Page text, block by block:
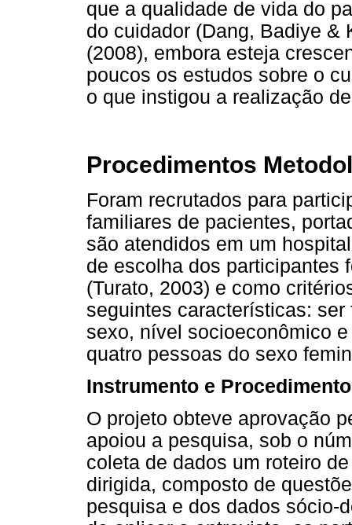
que a qualidade de vida do
do cuidador (Dang, Badiye &
(2008), embora esteja
poucos os estudos sobre o
o que instigou a realização
Procedimentos
Foram recrutados para
familiares de pacientes,
são atendidos em um
de escolha dos participantes
(Turato, 2003) e como
seguintes características:
sexo, nível socioeconômico
quatro pessoas do sexo
Instrumento e
O projeto obteve aprovação
apoiou a pesquisa, sob o
coleta de dados um roteiro
dirigida, composto de
pesquisa e dos dados sócio-